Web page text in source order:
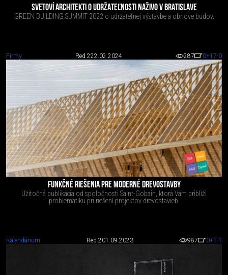
SVETOVÍ ARCHITEKTI O UDRŽATEĽNOSTI NAŽIVO V BRATISLAVE
GREEN BUILDING SUMMIT 2022 o udržateľnej výstavbe a obnove budov.
Firmy Red 222.02.2024 287 0+17-0
FUNKČNÉ RIEŠENIA PRE MODERNÉ DREVOSTAVBY
Užitočná publikácia od spoločnosti Saint-Gobain, ktorá Vám priblíži
problematiku pri riešení projektov drevostavieb.
Kalendárium Red 201.09.2023 987 0+1 -1